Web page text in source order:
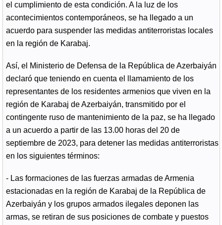
el cumplimiento de esta condición. A la luz de los
acontecimientos contemporáneos, se ha llegado a un
acuerdo para suspender las medidas antiterroristas locales
en la región de Karabaj.
Así, el Ministerio de Defensa de la República de Azerbaiyán
declaró que teniendo en cuenta el llamamiento de los
representantes de los residentes armenios que viven en la
región de Karabaj de Azerbaiyán, transmitido por el
contingente ruso de mantenimiento de la paz, se ha llegado
a un acuerdo a partir de las 13.00 horas del 20 de
septiembre de 2023, para detener las medidas antiterroristas
en los siguientes términos:
- Las formaciones de las fuerzas armadas de Armenia
estacionadas en la región de Karabaj de la República de
Azerbaiyán y los grupos armados ilegales deponen las
armas, se retiran de sus posiciones de combate y puestos